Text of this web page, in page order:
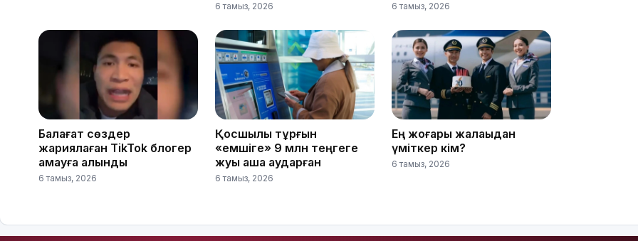
6 тамыз, 2026 6 тамыз, 2026
Балағат сөздер
жариялаған TikTok блогер
қамауға алынды
6 тамыз, 2026
Қосшылық тұрғын
«емшіге» 9 млн теңгеге
жуық ақша аударған
6 тамыз, 2026
Ең жоғары жалақыдан
үміткер кім?
6 тамыз, 2026